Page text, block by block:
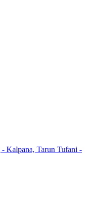
Kalpana, Tarun Tufani -